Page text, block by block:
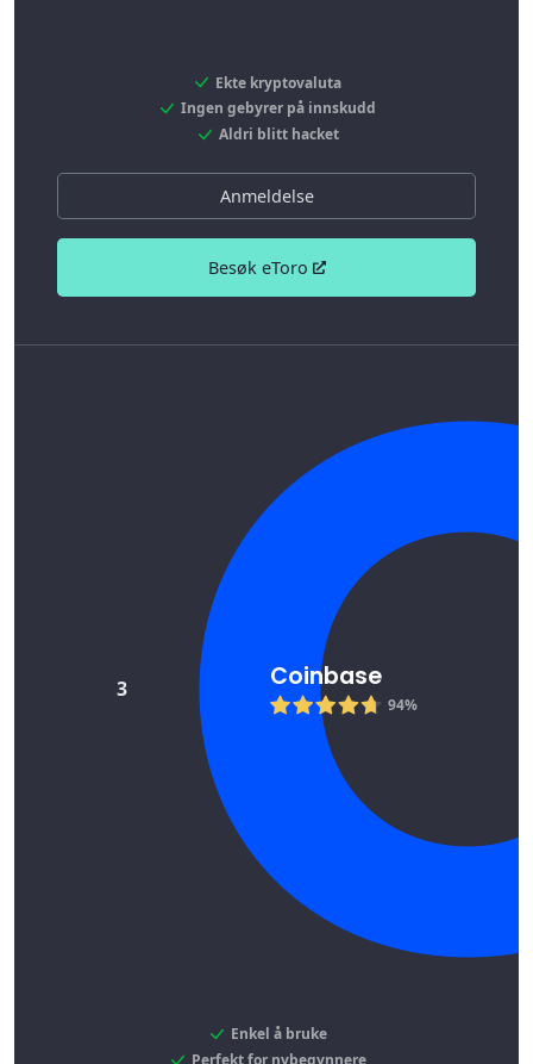
Ekte kryptovaluta
Ingen gebyrer på innskudd
Aldri blitt hacket
Anmeldelse
Besøk eToro
3 Coinbase
94%
Enkel å bruke
Perfekt for nybegynnere